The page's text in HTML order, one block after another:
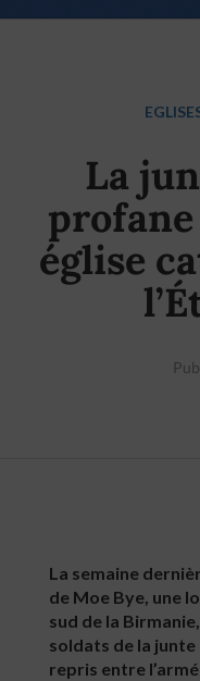
La
église
La semaine
de Moe Bye, une
sud de la
soldats de la
repris entre